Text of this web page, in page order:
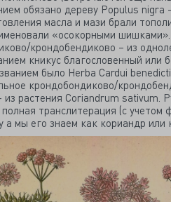
обязано дереву Populus nigra
масла и мази брали
«осокорными шишками».
крондобендиково – из
кникус благословенный
было Herba Cardui
крондобондиково/
растения Coriandrum sativum.
транслитерация (с учетом
а мы его знаем как кориандр или